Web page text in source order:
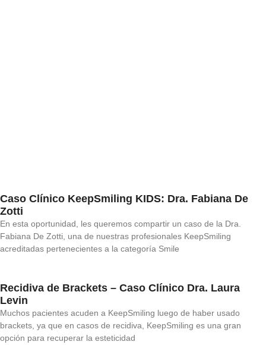
Caso Clínico KeepSmiling KIDS: Dra. Fabiana De
Zotti
En esta oportunidad, les queremos compartir un caso de la Dra.
Fabiana De Zotti, una de nuestras profesionales KeepSmiling
acreditadas pertenecientes a la categoría Smile
Recidiva de Brackets – Caso Clínico Dra. Laura
Levin
Muchos pacientes acuden a KeepSmiling luego de haber usado
brackets, ya que en casos de recidiva, KeepSmiling es una gran
opción para recuperar la esteticidad